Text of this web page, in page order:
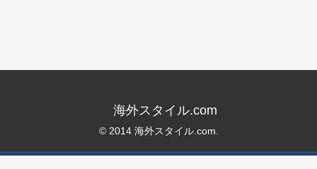
海外スタイル.com
© 2014 海外スタイル.com.